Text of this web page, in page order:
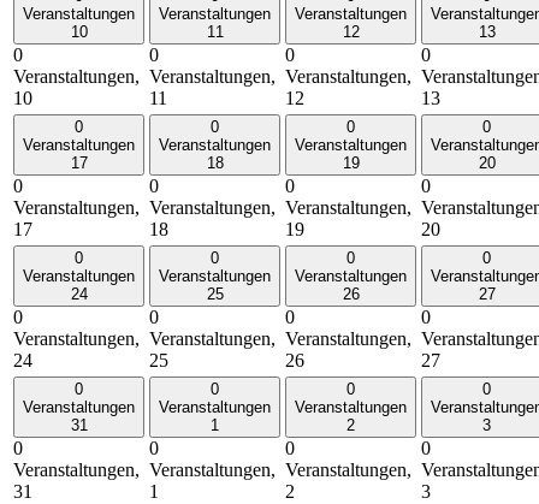
Veranstaltungen
10
0
Veranstaltungen,
10
Veranstaltungen
11
0
Veranstaltungen,
11
Veranstaltungen
12
0
Veranstaltungen,
12
13
0
13
0
Veranstaltungen
17
0
Veranstaltungen,
17
0
Veranstaltungen
18
0
Veranstaltungen,
18
0
Veranstaltungen
19
0
Veranstaltungen,
19
0
20
0
20
0
Veranstaltungen
24
0
Veranstaltungen,
24
0
Veranstaltungen
25
0
Veranstaltungen,
25
0
Veranstaltungen
26
0
Veranstaltungen,
26
0
27
0
27
0
Veranstaltungen
31
0
Veranstaltungen,
31
0
Veranstaltungen
1
0
Veranstaltungen,
1
0
Veranstaltungen
2
0
Veranstaltungen,
2
0
3
0
3